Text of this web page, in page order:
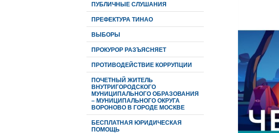
ПУБЛИЧНЫЕ СЛУШАНИЯ
ПРЕФЕКТУРА ТИНАО
ВЫБОРЫ
ПРОКУРОР РАЗЪЯСНЯЕТ
ПРОТИВОДЕЙСТВИЕ КОРРУПЦИИ
ПОЧЕТНЫЙ ЖИТЕЛЬ
ВНУТРИГОРОДСКОГО
МУНИЦИПАЛЬНОГО ОБРАЗОВАНИЯ
– МУНИЦИПАЛЬНОГО ОКРУГА
ВОРОНОВО В ГОРОДЕ МОСКВЕ
БЕСПЛАТНАЯ ЮРИДИЧЕСКАЯ
ПОМОЩЬ